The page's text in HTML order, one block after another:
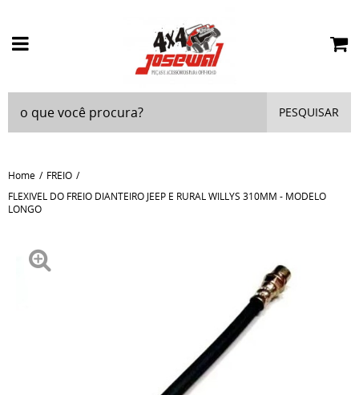
PESQUISAR
Home
FREIO
FLEXIVEL DO FREIO DIANTEIRO JEEP E RURAL WILLYS 310MM - MODELO
LONGO